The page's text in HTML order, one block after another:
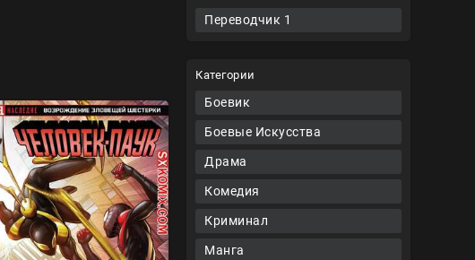
Переводчик 1
Категории
Боевик
Боевые Искусства
Драма
Комедия
Криминал
Манга